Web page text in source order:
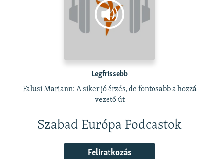
Legfrissebb
Falusi Mariann: A siker jó érzés, de fontosabb a hozzá
vezető út
Szabad Európa Podcastok
Feliratkozás